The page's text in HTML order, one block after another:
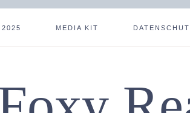
MEDIA KIT